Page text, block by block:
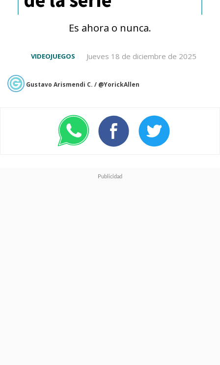
Ryoma Takeuchi, conocido
Tomarien Kamen Ridery
un cameo como
entrenador Pokémon
Detective Pikachu.
Es ahora o nunca.
Jueves 18 de diciembre de 2025
VIDEOJUEGOS
Gustavo Arismendi C. / @YorickAllen